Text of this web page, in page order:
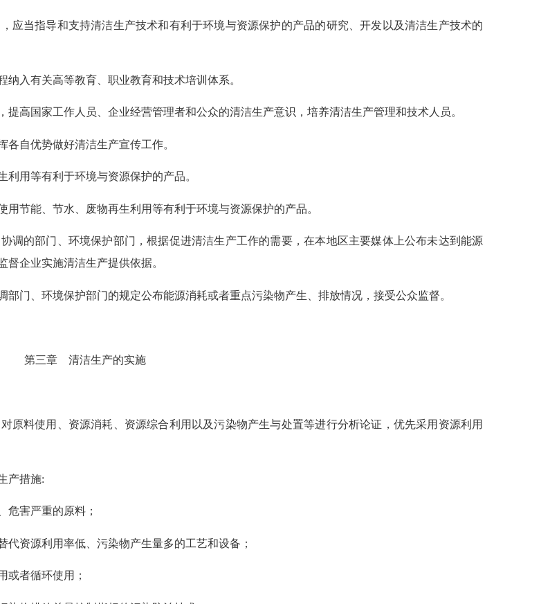
应当指导和支持清洁生产技术和有利于环境与资源保护的产品的研究、开发以及清洁生产技术的
入有关高等教育、职业教育和技术培训体系。
高国家工作人员、企业经营管理者和公众的清洁生产意识，培养清洁生产管理和技术人员。
自优势做好清洁生产宣传工作。
用等有利于环境与资源保护的产品。
节能、节水、废物再生利用等有利于环境与资源保护的产品。
调的部门、环境保护部门，根据促进清洁生产工作的需要，在本地区主要媒体上公布未达到能源
企业实施清洁生产提供依据。
门、环境保护部门的规定公布能源消耗或者重点污染物产生、排放情况，接受公众监督。
第三章 清洁生产的实施
原料使用、资源消耗、资源综合利用以及污染物产生与处置等进行分析论证，优先采用资源利用
产措施:
危害严重的原料；
代资源利用率低、污染物产生量多的工艺和设备；
或者循环使用；